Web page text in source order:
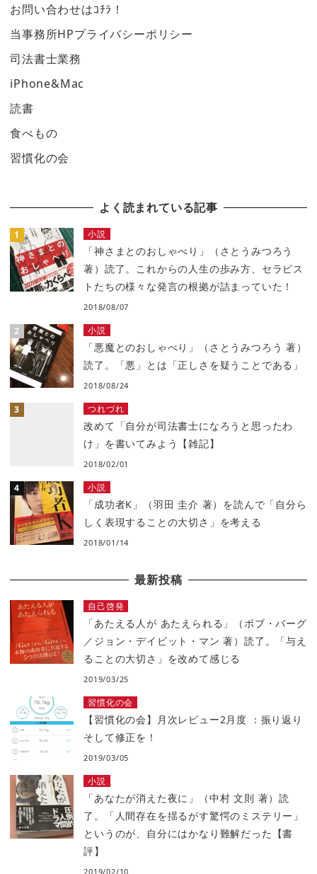
お問い合わせはｺﾁﾗ！
当事務所HPプライバシーポリシー
司法書士業務
iPhone&Mac
読書
食べもの
習慣化の会
よく読まれている記事
小説
「神さまとのおしゃべり」（さとうみつろう
著）読了。これからの人生の歩み方、セラピス
トたちの様々な発言の根拠が詰まっていた！
2018/08/07
小説
「悪魔とのおしゃべり」（さとうみつろう 著）
読了。「悪」とは「正しさを疑うことである」
2018/08/24
つれづれ
改めて「自分が司法書士になろうと思ったわ
け」を書いてみよう【雑記】
2018/02/01
小説
「成功者K」（羽田 圭介 著）を読んで「自分ら
しく表現することの大切さ」を考える
2018/01/14
最新投稿
自己啓発
「あたえる人が あたえられる」（ボブ・バーグ
／ジョン・デイビット・マン 著）読了。「与え
ることの大切さ」を改めて感じる
2019/03/25
習慣化の会
【習慣化の会】月次レビュー2月度 ：振り返り
そして修正を！
2019/03/05
小説
「あなたが消えた夜に」（中村 文則 著）読
了。「人間存在を揺るがす驚愕のミステリー」
というのが、自分にはかなり難解だった【書
評】
2019/02/10